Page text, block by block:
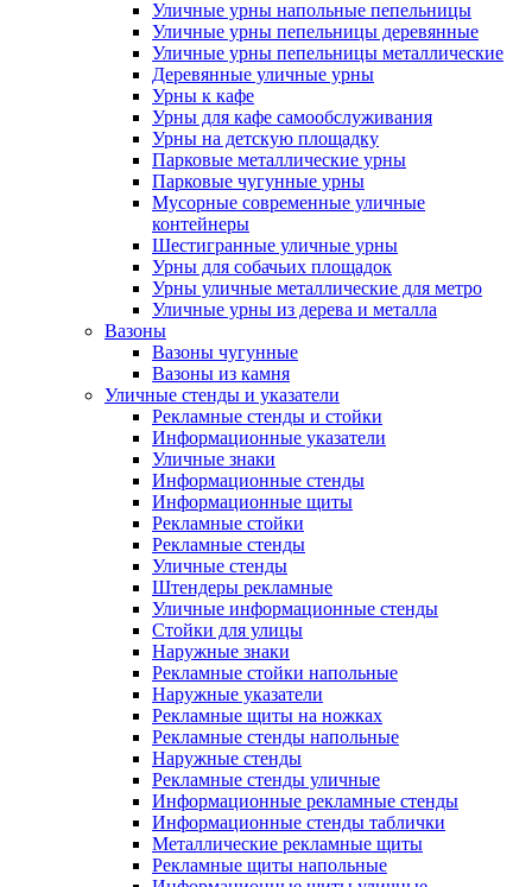
Уличные урны напольные пепельницы
Уличные урны пепельницы деревянные
Уличные урны пепельницы металлические
Деревянные уличные урны
Урны к кафе
Урны для кафе самообслуживания
Урны на детскую площадку
Парковые металлические урны
Парковые чугунные урны
Мусорные современные уличные
контейнеры
Шестигранные уличные урны
Урны для собачьих площадок
Урны уличные металлические для метро
Уличные урны из дерева и металла
Вазоны
Вазоны чугунные
Вазоны из камня
Уличные стенды и указатели
Рекламные стенды и стойки
Информационные указатели
Уличные знаки
Информационные стенды
Информационные щиты
Рекламные стойки
Рекламные стенды
Уличные стенды
Штендеры рекламные
Уличные информационные стенды
Стойки для улицы
Наружные знаки
Рекламные стойки напольные
Наружные указатели
Рекламные щиты на ножках
Рекламные стенды напольные
Наружные стенды
Рекламные стенды уличные
Информационные рекламные стенды
Информационные стенды таблички
Металлические рекламные щиты
Рекламные щиты напольные